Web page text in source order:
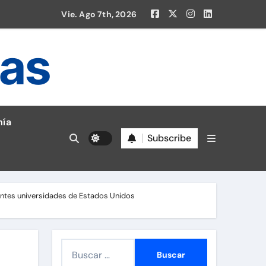
la Liga 1!
Vie. Ago 7th, 2026
Subscribe
universidades de Estados Unidos